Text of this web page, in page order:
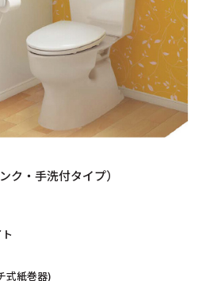
ク・手洗付タイプ）
式紙巻器)